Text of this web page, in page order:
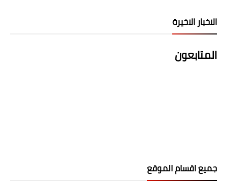
الاخبار الاخيرة
المتابعون
جميع اقسام الموقع